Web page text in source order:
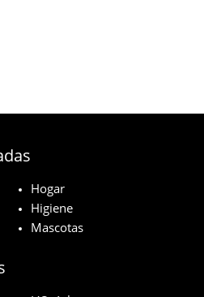
Hogar
Higiene
Mascotas